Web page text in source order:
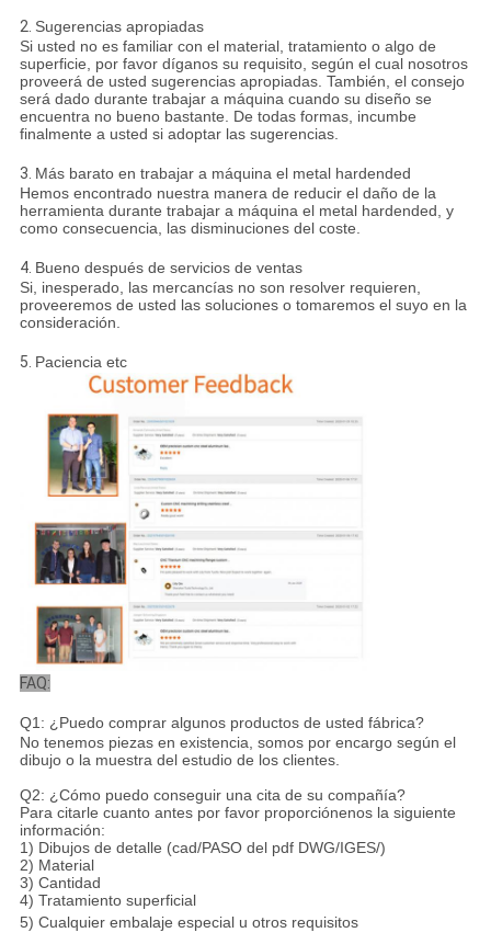
2. Sugerencias apropiadas
Si usted no es familiar con el material, tratamiento o algo de
superficie, por favor díganos su requisito, según el cual nosotros
proveerá de usted sugerencias apropiadas. También, el consejo
será dado durante trabajar a máquina cuando su diseño se
encuentra no bueno bastante. De todas formas, incumbe
finalmente a usted si adoptar las sugerencias.
3. Más barato en trabajar a máquina el metal hardended
Hemos encontrado nuestra manera de reducir el daño de la
herramienta durante trabajar a máquina el metal hardended, y
como consecuencia, las disminuciones del coste.
4. Bueno después de servicios de ventas
Si, inesperado, las mercancías no son resolver requieren,
proveeremos de usted las soluciones o tomaremos el suyo en la
consideración.
5. Paciencia etc
FAQ:
Q1: ¿Puedo comprar algunos productos de usted fábrica?
No tenemos piezas en existencia, somos por encargo según el
dibujo o la muestra del estudio de los clientes.
Q2: ¿Cómo puedo conseguir una cita de su compañía?
Para citarle cuanto antes por favor proporciónenos la siguiente
información:
1) Dibujos de detalle (cad/PASO del pdf DWG/IGES/)
2) Material
3) Cantidad
4) Tratamiento superficial
5) Cualquier embalaje especial u otros requisitos